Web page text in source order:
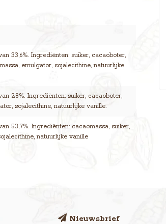
33,6%. Ingrediënten: suiker, cacaoboter,
emulgator, sojalecithine, natuurlijke
28%. Ingrediënten: suiker, cacaoboter,
sojalecithine, natuurlijke vanille.
53,7%. Ingrediënten: cacaomassa, suiker,
natuurlijke vanille
Nieuwsbrief